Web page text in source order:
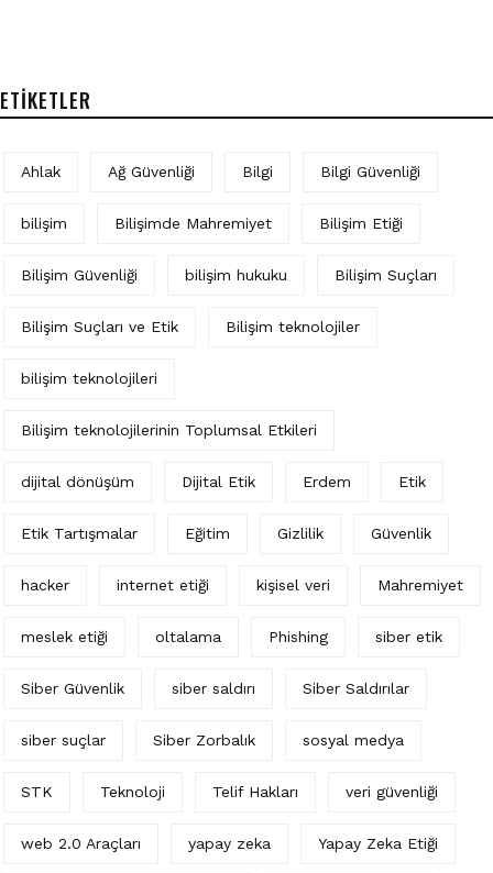
ETIKETLER
Ahlak Ağ Güvenliği Bilgi Bilgi Güvenliği
bilişim Bilişimde Mahremiyet Bilişim Etiği
Bilişim Güvenliği bilişim hukuku Bilişim Suçları
Bilişim Suçları ve Etik Bilişim teknolojiler
bilişim teknolojileri
Bilişim teknolojilerinin Toplumsal Etkileri
dijital dönüşüm Dijital Etik Erdem Etik
Etik Tartışmalar Eğitim Gizlilik Güvenlik
hacker internet etiği kişisel veri Mahremiyet
meslek etiği oltalama Phishing siber etik
Siber Güvenlik siber saldırı Siber Saldırılar
siber suçlar Siber Zorbalık sosyal medya
STK Teknoloji Telif Hakları veri güvenliği
web 2.0 Araçları yapay zeka Yapay Zeka Etiği